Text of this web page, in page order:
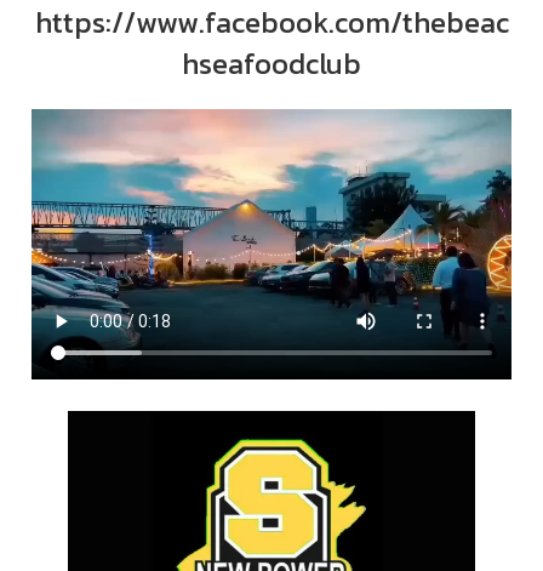
https://www.facebook.com/thebeac
hseafoodclub